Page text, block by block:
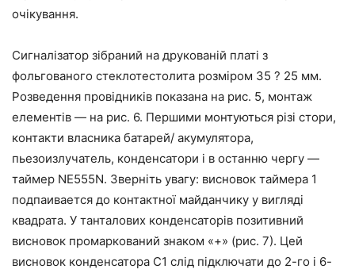
очікування.
Сигналізатор зібраний на друкованій платі з
фольгованого стеклотестолита розміром 35 ? 25 мм.
Розведення провідників показана на рис. 5, монтаж
елементів — на рис. 6. Першими монтуються різі стори,
контакти власника батарей/ акумулятора,
пьезоизлучатель, конденсатори і в останню чергу —
таймер NE555N. Зверніть увагу: висновок таймера 1
подпаивается до контактної майданчику у вигляді
квадрата. У танталових конденсаторів позитивний
висновок промаркований знаком «+» (рис. 7). Цей
висновок конденсатора С1 слід підключати до 2-го і 6-